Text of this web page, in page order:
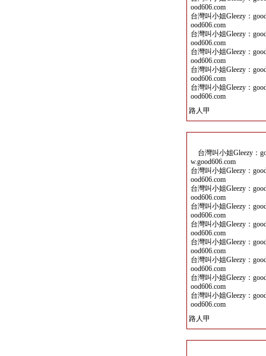
ood606.com
台灣叫小姐Gleezy：
ood606.com
台灣叫小姐Gleezy：
ood606.com
台灣叫小姐Gleezy：
ood606.com
台灣叫小姐Gleezy：
ood606.com
台灣叫小姐Gleezy：
ood606.com
路人甲
台灣叫小姐Gleezy：
w.good606.com
台灣叫小姐Gleezy：
ood606.com
台灣叫小姐Gleezy：
ood606.com
台灣叫小姐Gleezy：
ood606.com
台灣叫小姐Gleezy：
ood606.com
台灣叫小姐Gleezy：
ood606.com
台灣叫小姐Gleezy：
ood606.com
台灣叫小姐Gleezy：
ood606.com
台灣叫小姐Gleezy：
ood606.com
路人甲